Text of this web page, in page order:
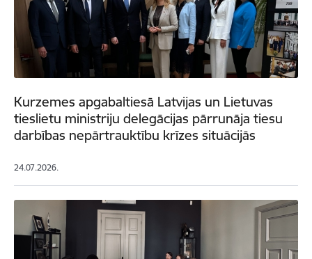
Kurzemes apgabaltiesā Latvijas un Lietuvas
tieslietu ministriju delegācijas pārrunāja tiesu
darbības nepārtrauktību krīzes situācijās
24.07.2026.